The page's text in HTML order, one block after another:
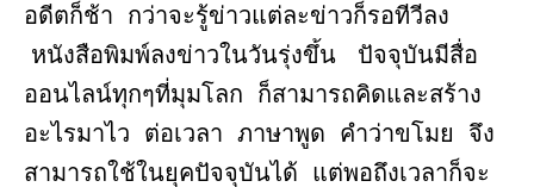
อดีตก็ช้า กว่าจะรู้ข่าวแต่ละข่าวก็รอทีวีลง
หนังสือพิมพ์ลงข่าวในวันรุ่งขึ้น ปัจจุบันมีสื่อ
ออนไลน์ทุกๆที่มุมโลก ก็สามารถคิดและสร้าง
อะไรมาไว ต่อเวลา ภาษาพูด คำว่าขโมย จึง
สามารถใช้ในยุคปัจจุบันได้ แต่พอถึงเวลาก็จะ